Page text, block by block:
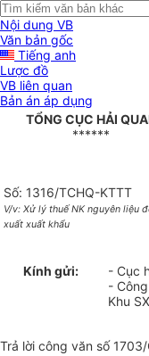
Nội dung VB
Văn bản gốc
Tiếng anh
Lược đồ
VB liên quan
Bản án áp dụng
TỔNG CỤC HẢI
******
Số: 1316/TCHQ-KTTT
V/v: Xử lý thuế NK nguyên liệu
xuất xuất khẩu
Kính gửi:
- Cục
-
Khu
Trả lời công văn số